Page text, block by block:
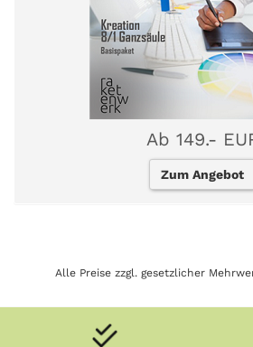
Ab 149.-
Zum Angebot
Alle Preise zzgl. gesetzlicher